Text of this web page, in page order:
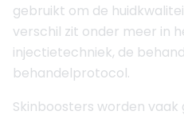
gebruikt om de
verschil zit onder meer in
injectietechniek, de
behandelprotocol.
Skinboosters worden